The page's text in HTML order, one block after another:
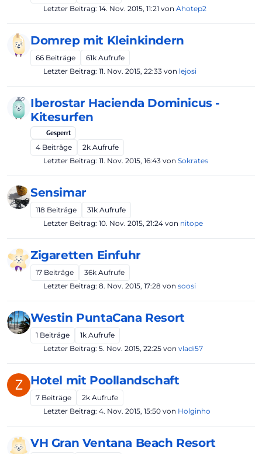
Letzter Beitrag: 14. Nov. 2015, 11:21 von Ahotep2
Domrep mit Kleinkindern
66 Beiträge 61k Aufrufe
Letzter Beitrag: 11. Nov. 2015, 22:33 von lejosi
Iberostar Hacienda Dominicus -
Kitesurfen
Gesperrt
4 Beiträge 2k Aufrufe
Letzter Beitrag: 11. Nov. 2015, 16:43 von Sokrates
Sensimar
118 Beiträge 31k Aufrufe
Letzter Beitrag: 10. Nov. 2015, 21:24 von nitope
Zigaretten Einfuhr
17 Beiträge 36k Aufrufe
Letzter Beitrag: 8. Nov. 2015, 17:28 von soosi
Westin PuntaCana Resort
1 Beiträge 1k Aufrufe
Letzter Beitrag: 5. Nov. 2015, 22:25 von vladi57
Z Hotel mit Poollandschaft
7 Beiträge 2k Aufrufe
Letzter Beitrag: 4. Nov. 2015, 15:50 von Holginho
VH Gran Ventana Beach Resort